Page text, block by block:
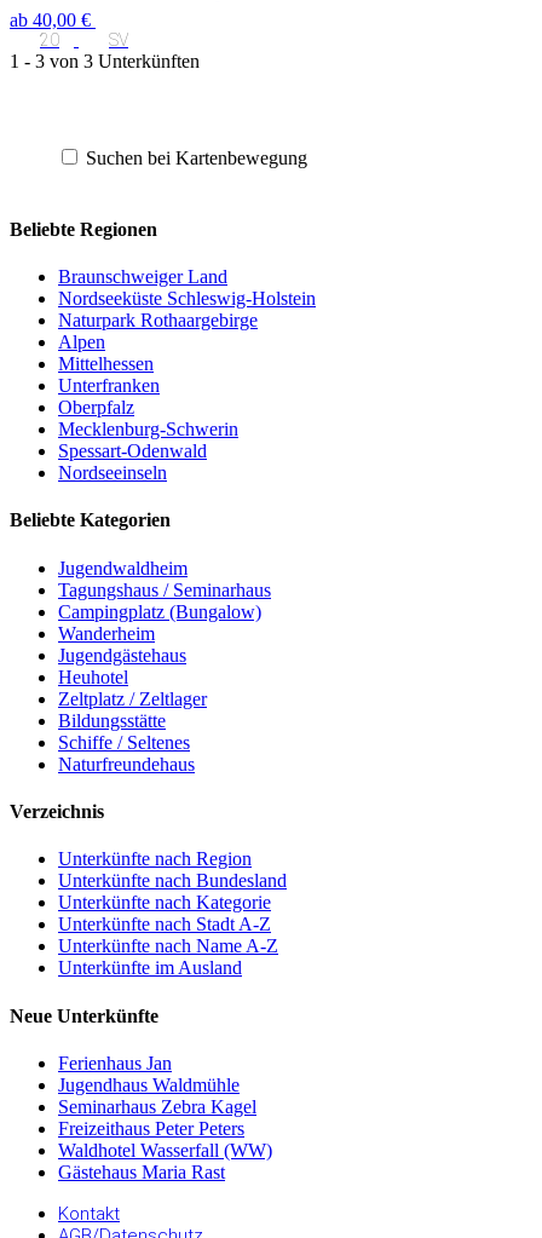
ab 40,00 €
20 SV
1 - 3 von 3 Unterkünften
Suchen bei Kartenbewegung
Beliebte Regionen
Braunschweiger Land
Nordseeküste Schleswig-Holstein
Naturpark Rothaargebirge
Alpen
Mittelhessen
Unterfranken
Oberpfalz
Mecklenburg-Schwerin
Spessart-Odenwald
Nordseeinseln
Beliebte Kategorien
Jugendwaldheim
Tagungshaus / Seminarhaus
Campingplatz (Bungalow)
Wanderheim
Jugendgästehaus
Heuhotel
Zeltplatz / Zeltlager
Bildungsstätte
Schiffe / Seltenes
Naturfreundehaus
Verzeichnis
Unterkünfte nach Region
Unterkünfte nach Bundesland
Unterkünfte nach Kategorie
Unterkünfte nach Stadt A-Z
Unterkünfte nach Name A-Z
Unterkünfte im Ausland
Neue Unterkünfte
Ferienhaus Jan
Jugendhaus Waldmühle
Seminarhaus Zebra Kagel
Freizeithaus Peter Peters
Waldhotel Wasserfall (WW)
Gästehaus Maria Rast
Kontakt